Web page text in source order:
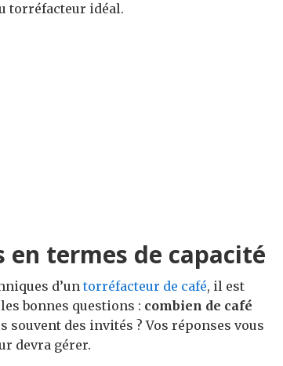
torréfacteur idéal.
en termes de capacité
d’un torréfacteur de café, il est
bonnes questions : combien de café
souvent des invités ? Vos réponses vous
devra gérer.